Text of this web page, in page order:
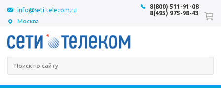
Москва
8(800) 511-91-08
8(495) 975-98-43
info@seti-telecom.ru